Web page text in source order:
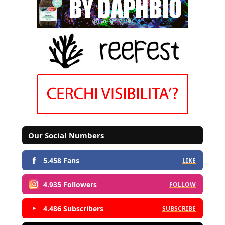
Our Social Numbers
5.458 Fans LIKE
4.935 Followers FOLLOW
4.486 Subscribers SUBSCRIBE